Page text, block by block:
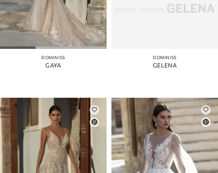
DOMINISS
GAYA
DOMINISS
GELENA